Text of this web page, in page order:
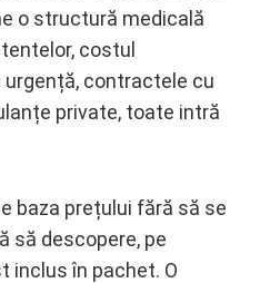
o structură medicală
costul
contractele cu
private, toate intră
baza prețului fără să se
să descopere, pe
inclus în pachet. O